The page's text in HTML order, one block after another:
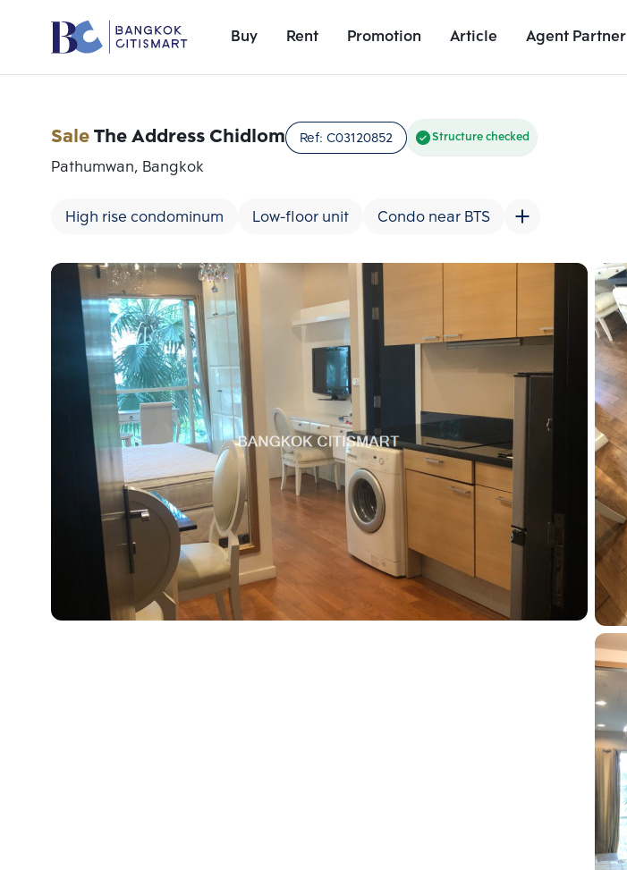
Buy Rent Promotion Article Agent Partner
Unit Details
SaleThe Address Chidlom Ref: C03120852 Structure checked
Pathumwan, Bangkok
High rise condominum Low-floor unit Condo near BTS
Add comparative units
Number 1